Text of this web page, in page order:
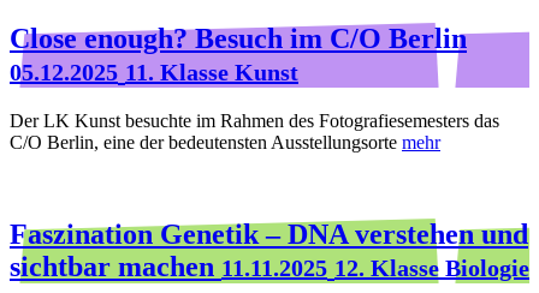
Close enough? Besuch im C/O Berlin
05.12.2025 11. Klasse Kunst
Der LK Kunst besuchte im Rahmen des Fotografiesemesters das
C/O Berlin, eine der bedeutensten Ausstellungsorte mehr
Faszination Genetik – DNA verstehen und
sichtbar machen 11.11.2025 12. Klasse Biologie